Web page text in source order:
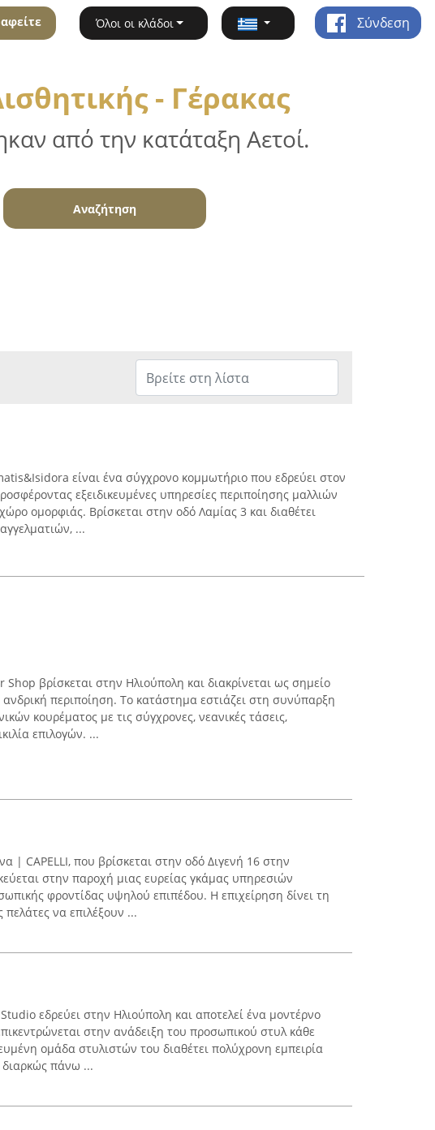
Όλοι οι κλάδοι Σύνδεση
- Γέρακας
από την κατάταξη Αετοί.
Αναζήτηση
είναι ένα σύγχρονο κομμωτήριο που εδρεύει στον
εξειδικευμένες υπηρεσίες περιποίησης μαλλιών
ομορφιάς. Βρίσκεται στην οδό Λαμίας 3 και διαθέτει
...
βρίσκεται στην Ηλιούπολη και διακρίνεται ως σημείο
περιποίηση. Το κατάστημα εστιάζει στη συνύπαρξη
κουρέματος με τις σύγχρονες, νεανικές τάσεις,
επιλογών. ...
| CAPELLI, που βρίσκεται στην οδό Διγενή 16 στην
στην παροχή μιας ευρείας γκάμας υπηρεσιών
φροντίδας υψηλού επιπέδου. Η επιχείρηση δίνει τη
να επιλέξουν ...
εδρεύει στην Ηλιούπολη και αποτελεί ένα μοντέρνο
στην ανάδειξη του προσωπικού στυλ κάθε
ομάδα στυλιστών του διαθέτει πολύχρονη εμπειρία
διαρκώς πάνω ...